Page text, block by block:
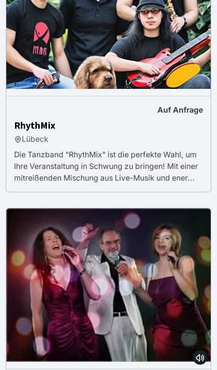
Auf Anfrage
RhythMix
Lübeck
Die Tanzband "RhythMix" ist die perfekte Wahl, um
Ihre Veranstaltung in Schwung zu bringen! Mit einer
mitreißenden Mischung aus Live-Musik und ener...